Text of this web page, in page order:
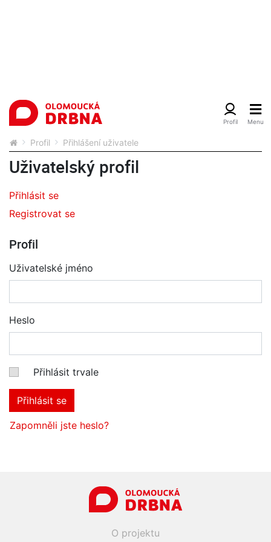
Profil Přihlášení uživatele
Uživatelský profil
Přihlásit se
Registrovat se
Profil
Uživatelské jméno
Heslo
Přihlásit trvale
Přihlásit se
Zapomněli jste heslo?
O projektu